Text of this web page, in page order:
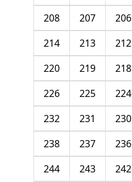
206
207
208
212
213
214
218
219
220
224
225
226
230
231
232
236
237
238
242
243
244